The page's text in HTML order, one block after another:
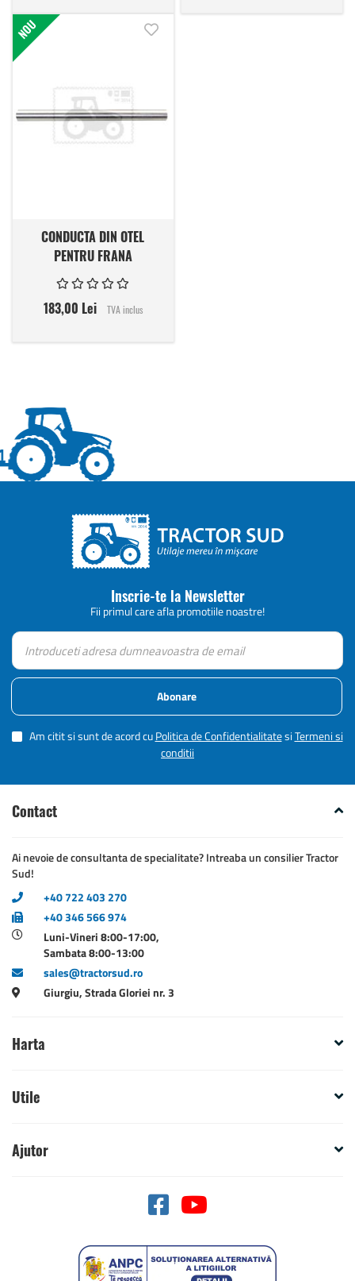
CONDUCTA DIN OTEL
PENTRU FRANA
NOU
183,00 Lei TVA inclus
Inscrie-te la Newsletter
Fii primul care afla promotiile noastre!
Abonare
Am citit si sunt de acord cuPolitica de ConfidentialitatesiTermeni si
conditii
Contact
Ai nevoie de consultanta de specialitate? Intreaba un consilier Tractor
Sud!
+40 722 403 270
+40 346 566 974
Luni-Vineri 8:00-17:00,
Sambata 8:00-13:00
sales@tractorsud.ro
Giurgiu, Strada Gloriei nr. 3
Harta
Utile
Ajutor